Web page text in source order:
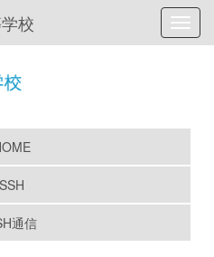
校
SSH
通信